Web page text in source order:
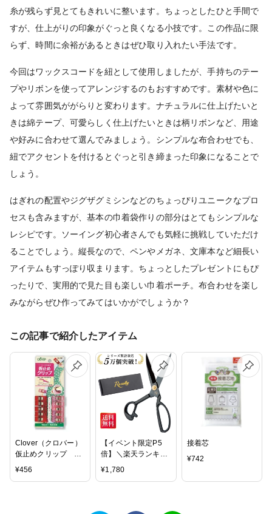
糸が残らず見とてもきれいに整います。ちょっとしたひと手間で
すが、仕上がりの印象がぐっと良くなる小技です。この作品に限
らず、時間に余裕があるときはぜひ取り入れたい手法です。
今回はワックスコードを紐として使用しましたが、手持ちのテー
プやリボンを使ってアレンジするのもおすすめです。素材や色に
よって雰囲気ががらりと変わります。ナチュラルに仕上げたいと
きは綿テープ、可愛らしく仕上げたいときは柄リボンなど、用途
や好みに合わせて選んでみましょう。シンプルな布合わせでも、
紐でアクセントを付けるとぐっと引き締まった印象になることで
しょう。
はぎれの配置やジグザグミシンなどのちょっぴりユニークなプロ
セスも含みますが、基本の巾着袋作りの部分はとてもシンプルな
レシピです。ソーイング初心者さんでも気軽に挑戦していただけ
ることでしょう。縦長なので、ペンやメガネ、文庫本など細長い
アイテムもすっぽり収まります。ちょっとしたプレゼントにもぴ
ったりで、実用的で見た目も楽しい巾着ポーチ。布合わせを楽し
みながらぜひ作ってみてはいかがでしょうか？
この記事で紹介したアイテム
Clover（クロバー）
仮止めクリップ 10
¥456
【イベント限定P5
倍】＼楽天ランキン
料】 たちばさみ 裁
¥1,780
接着芯
¥742